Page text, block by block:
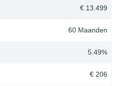
€ 13.499
60 Maanden
5.49%
€ 206